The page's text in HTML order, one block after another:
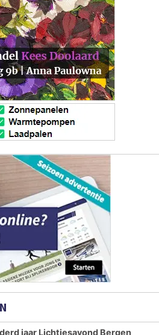
jaar Lichtjesavond Bergen